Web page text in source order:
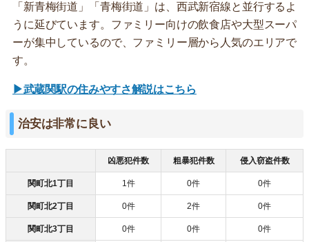
「新青梅街道」「青梅街道」は、西武新宿線と並行するよ
うに延びています。ファミリー向けの飲食店や大型スーパ
ーが集中しているので、ファミリー層から人気のエリアで
す。
▶武蔵関駅の住みやすさ解説はこちら
治安は非常に良い
凶悪犯件数 粗暴犯件数 侵入窃盗件数
関町北1丁目 1件 0件 0件
関町北2丁目 0件 2件 0件
関町北3丁目 0件 0件 0件